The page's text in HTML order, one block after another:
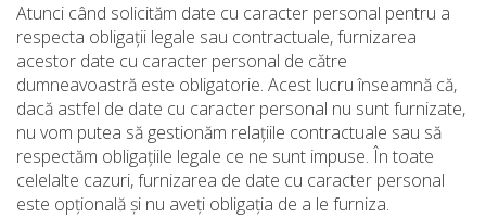
Atunci când solicităm date cu caracter personal pentru a
respecta obligații legale sau contractuale, furnizarea
acestor date cu caracter personal de către
dumneavoastră este obligatorie. Acest lucru înseamnă că,
dacă astfel de date cu caracter personal nu sunt furnizate,
nu vom putea să gestionăm relațiile contractuale sau să
respectăm obligațiile legale ce ne sunt impuse. În toate
celelalte cazuri, furnizarea de date cu caracter personal
este opțională și nu aveți obligația de a le furniza.